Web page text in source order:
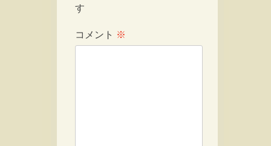
す
コメント ※